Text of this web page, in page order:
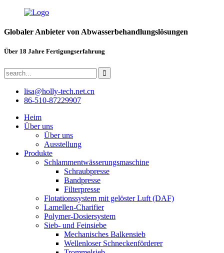
Globaler Anbieter von Abwasserbehandlungslösungen
Über 18 Jahre Fertigungserfahrung
lisa@holly-tech.net.cn
86-510-87229907
Heim
Über uns
Über uns
Ausstellung
Produkte
Schlammentwässerungsmaschine
Schraubpresse
Bandpresse
Filterpresse
Flotationssystem mit gelöster Luft (DAF)
Lamellen-Charifier
Polymer-Dosiersystem
Sieb- und Feinsiebe
Mechanisches Balkensieb
Wellenloser Schneckenförderer